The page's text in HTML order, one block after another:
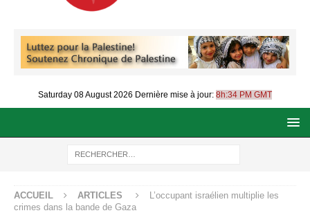
Saturday 08 August 2026 Dernière mise à jour: 8h:34 PM GMT
ACCUEIL ARTICLES
L’occupant israélien multiplie les
crimes dans la bande de Gaza